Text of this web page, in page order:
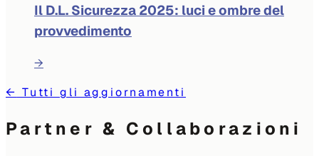
Il D.L. Sicurezza 2025: luci e ombre del
provvedimento
→
← Tutti gli aggiornamenti
Partner & Collaborazioni